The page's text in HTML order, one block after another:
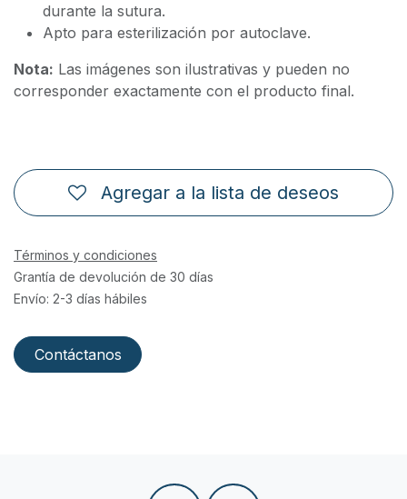
durante la sutura.
Apto para esterilización por autoclave.
Nota: Las imágenes son ilustrativas y pueden no
corresponder exactamente con el producto final.
Agregar a la lista de deseos
Términos y condiciones
Grantía de devolución de 30 días
Envío: 2-3 días hábiles
Contáctanos